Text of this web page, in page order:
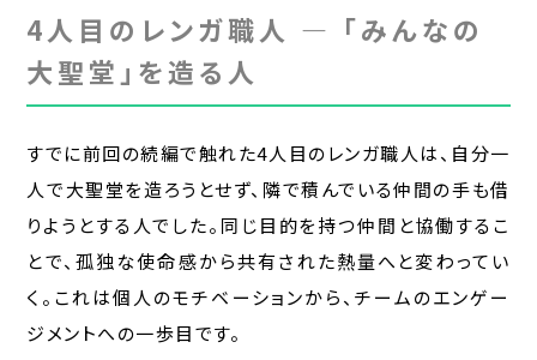
4人目のレンガ職人 — 「みんなの
大聖堂」を造る人
すでに前回の続編で触れた4人目のレンガ職人は、自分一
人で大聖堂を造ろうとせず、隣で積んでいる仲間の手も借
りようとする人でした。同じ目的を持つ仲間と協働するこ
とで、孤独な使命感から共有された熱量へと変わってい
く。これは個人のモチベーションから、チームのエンゲー
ジメントへの一歩目です。